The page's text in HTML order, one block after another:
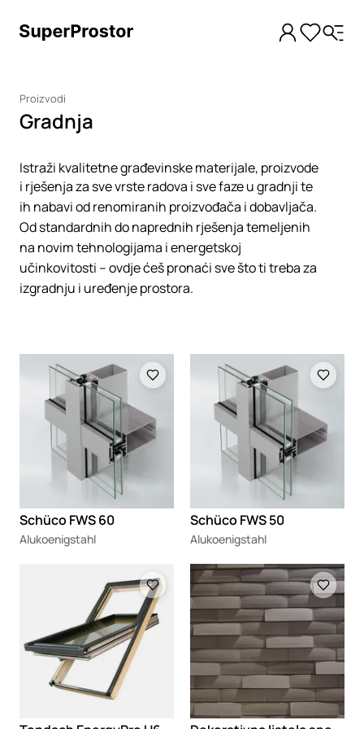
Proizvodi
Gradnja
Istraži kvalitetne građevinske materijale, proizvode
i rješenja za sve vrste radova i sve faze u gradnji te
ih nabavi od renomiranih proizvođača i dobavljača.
Od standardnih do naprednih rješenja temeljenih
na novim tehnologijama i energetskoj
učinkovitosti – ovdje ćeš pronaći sve što ti treba za
izgradnju i uređenje prostora.
Loading
Schüco FWS 60
Alukoenigstahl
Loading
Schüco FWS 50
Alukoenigstahl
Loading